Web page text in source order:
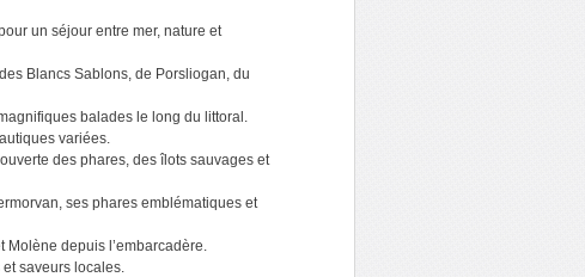
un séjour entre mer, nature et
Blancs Sablons, de Porsliogan, du
balades le long du littoral.
variées.
des phares, des îlots sauvages et
ses phares emblématiques et
Molène depuis l’embarcadère.
saveurs locales.